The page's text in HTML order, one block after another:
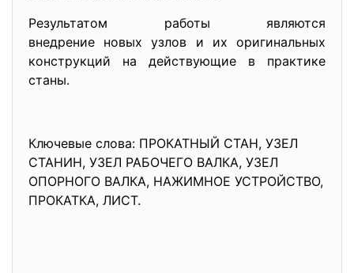
Результатом работы являются
внедрение новых узлов и их оригинальных
конструкций на действующие в практике
станы.
Ключевые слова: ПРОКАТНЫЙ СТАН, УЗЕЛ
СТАНИН, УЗЕЛ РАБОЧЕГО ВАЛКА, УЗЕЛ
ОПОРНОГО ВАЛКА, НАЖИМНОЕ УСТРОЙСТВО,
ПРОКАТКА, ЛИСТ.